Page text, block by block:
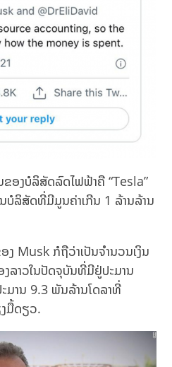
ອງບໍລິສັດລົດໄຟຟ້າຄື “Tesla”
ບໍລິສັດທີ່ມີມູນຄ່າເກີນ 1 ລ້ານລ້ານ
ງ Musk ກໍຖືວ່າເປັນຈຳນວນເງິນ
າວໃນປັດຈຸບັນທີ່ມີຢູ່ປະມານ
ມານ 9.3 ພັນລ້ານໂດລາທີ່
ມື້ດຽວ.